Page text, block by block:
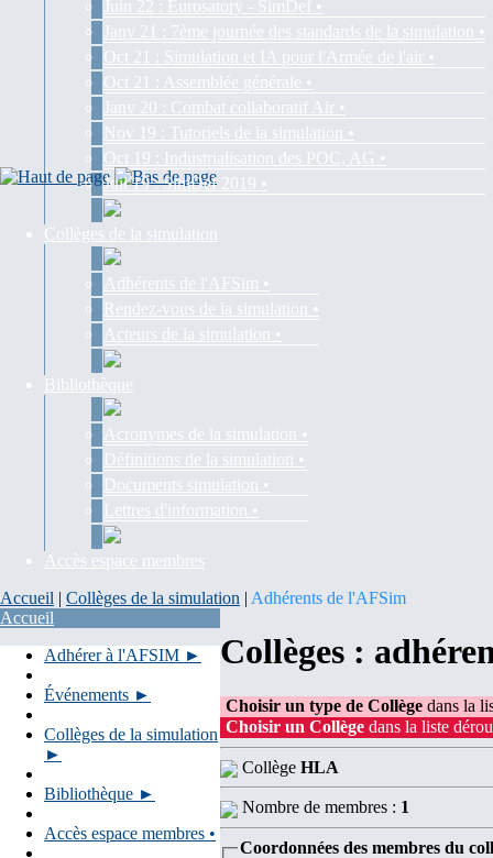
Juin 22 : Eurosatory - SimDef •
Janv 21 : 7ème journée des standards de la simulation •
Oct 21 : Simulation et IA pour l'Armée de l'air •
Oct 21 : Assemblée générale •
Janv 20 : Combat collaboratif Air •
Nov 19 : Tutoriels de la simulation •
Oct 19 : Industrialisation des POC, AG •
Juil 19 : SimDef 2019 •
Collèges de la simulation
Adhérents de l'AFSim •
Rendez-vous de la simulation •
Acteurs de la simulation •
Bibliothèque
Acronymes de la simulation •
Définitions de la simulation •
Documents simulation •
Lettres d'information •
Accès espace membres
Accueil | Collèges de la simulation | Adhérents de l'AFSim
Accueil
Adhérer à l'AFSIM ►
Événements ►
Collèges de la simulation
►
Bibliothèque ►
Accès espace membres •
Collèges :
Choisir un type de Collège dans la
Choisir un Collège dans la liste
Collège HLA
Nombre de membres : 1
Coordonnées des membres du